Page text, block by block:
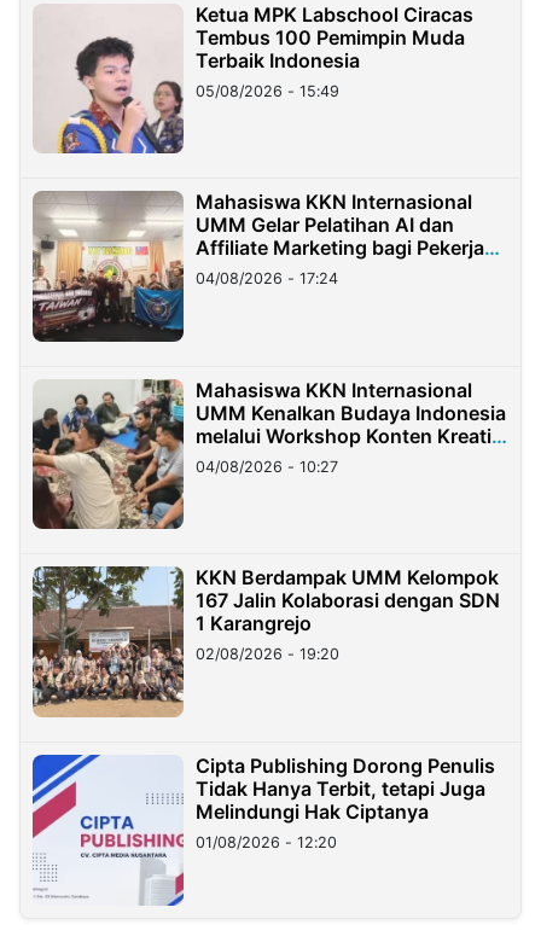
Ketua MPK Labschool Ciracas
Tembus 100 Pemimpin Muda
Terbaik Indonesia
05/08/2026 - 15:49
Mahasiswa KKN Internasional
UMM Gelar Pelatihan AI dan
Affiliate Marketing bagi Pekerja
Migran Indonesia di Taiwan
04/08/2026 - 17:24
Mahasiswa KKN Internasional
UMM Kenalkan Budaya Indonesia
melalui Workshop Konten Kreatif
di Taiwan
04/08/2026 - 10:27
KKN Berdampak UMM Kelompok
167 Jalin Kolaborasi dengan SDN
1 Karangrejo
02/08/2026 - 19:20
Cipta Publishing Dorong Penulis
Tidak Hanya Terbit, tetapi Juga
Melindungi Hak Ciptanya
01/08/2026 - 12:20